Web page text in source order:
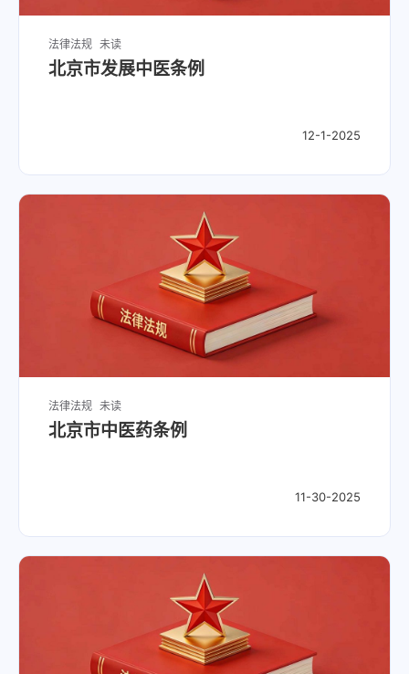
法律法规 未读
北京市发展中医条例
12-1-2025
法律法规 未读
北京市中医药条例
11-30-2025